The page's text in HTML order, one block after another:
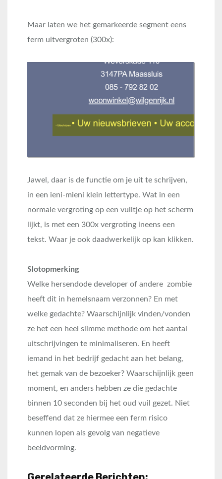
Maar laten we het gemarkeerde segment eens
ferm uitvergroten (300x):
Jawel, daar is de functie om je uit te schrijven,
in een ieni-mieni klein lettertype. Wat in een
normale vergroting op een vuiltje op het scherm
lijkt, is met een 300x vergroting ineens een
tekst. Waar je ook daadwerkelijk op kan klikken.
Slotopmerking
Welke hersendode developer of andere zombie
heeft dit in hemelsnaam verzonnen? En met
welke gedachte? Waarschijnlijk vinden/vonden
ze het een heel slimme methode om het aantal
uitschrijvingen te minimaliseren. En heeft
iemand in het bedrijf gedacht aan het belang,
het gemak van de bezoeker? Waarschijnlijk geen
moment, en anders hebben ze die gedachte
binnen 10 seconden bij het oud vuil gezet. Niet
beseffend dat ze hiermee een ferm risico
kunnen lopen als gevolg van negatieve
beeldvorming.